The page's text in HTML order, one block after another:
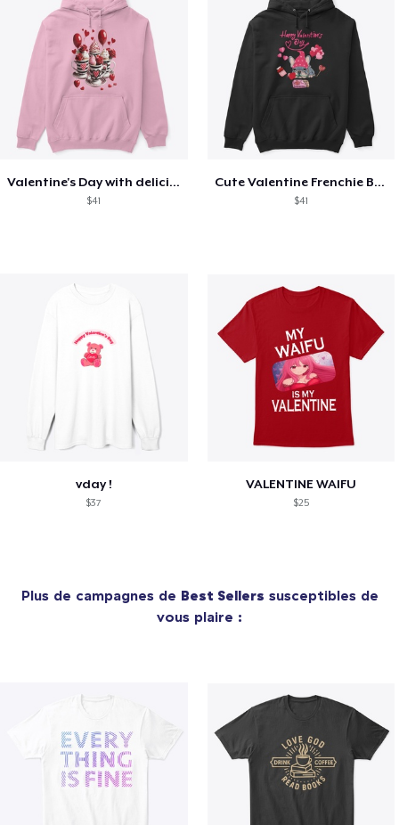
Valentine's Day with delicious food
$41
Cute Valentine Frenchie Bulldog
$41
vday !
$37
VALENTINE WAIFU
$25
Plus de campagnes de Best Sellers susceptibles de
vous plaire :